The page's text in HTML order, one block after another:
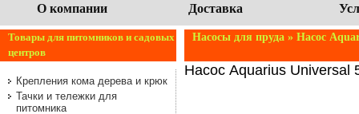
О компании Доставка
Товары для питомников и садовых
центров
Крепления кома дерева и крюк
Тачки и тележки для
питомника
Насосы для пруда » Насос
Насос Aquarius Universal